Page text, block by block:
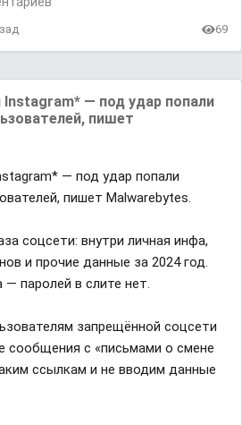
69
— под удар попали
пишет
— под удар попали
пишет Malwarebytes.
соцсети: внутри личная инфа,
и прочие данные за 2024 год.
паролей в слите нет.
запрещённой соцсети
сообщения с «письмами о смене
ссылкам и не вводим данные